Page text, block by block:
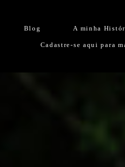
Blog A minha
Cadastre-se aqui para